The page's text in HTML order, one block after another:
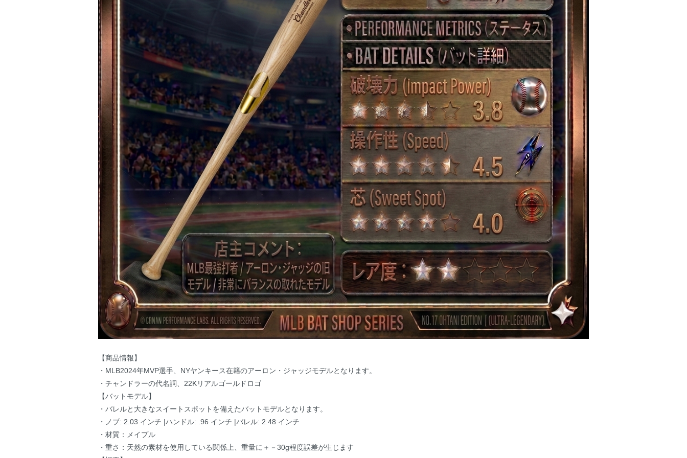
【商品情報】
・MLB2024年MVP選手、NYヤンキース在籍のアーロン・ジャッジモデルとなります。
・チャンドラーの代名詞、22Kリアルゴールドロゴ
【バットモデル】
・バレルと大きなスイートスポットを備えたバットモデルとなります。
・ノブ: 2.03 インチ |ハンドル: .96 インチ |バレル: 2.48 インチ
・材質：メイプル
・重さ：天然の素材を使用している関係上、重量に＋－30g程度誤差が生じます